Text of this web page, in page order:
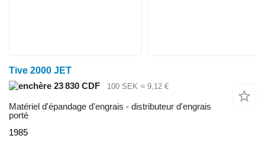
Tive 2000 JET
23 830 CDF
100 SEK ≈ 9,12 €
Matériel d'épandage d'engrais - distributeur d'engrais
porté
1985